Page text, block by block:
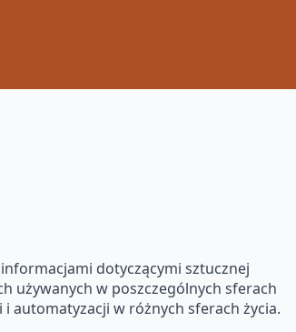
dotyczącymi sztucznej
używanych w poszczególnych sferach
automatyzacji w różnych sferach życia.